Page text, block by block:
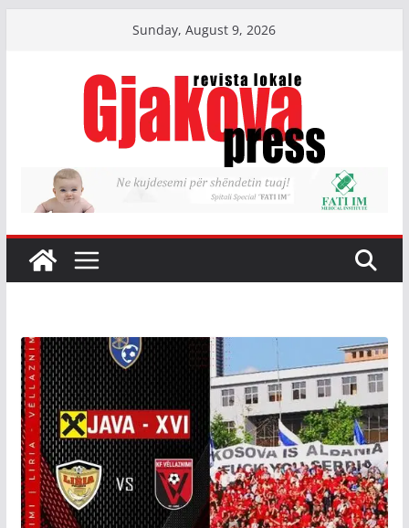
Sunday, August 9, 2026